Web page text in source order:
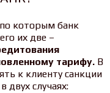
которым банк
их две –
тарифу.В
к клиенту санкции
двух случаях: